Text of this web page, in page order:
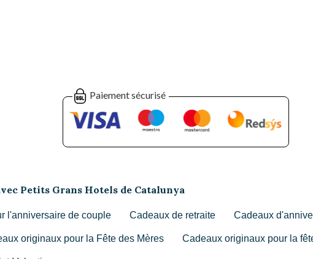
Paiement sécurisé
Petits Grans Hotels de Catalunya
l'anniversaire de couple Cadeaux de retraite Cadeaux
originaux pour la Fête des Mères Cadeaux originaux pour la